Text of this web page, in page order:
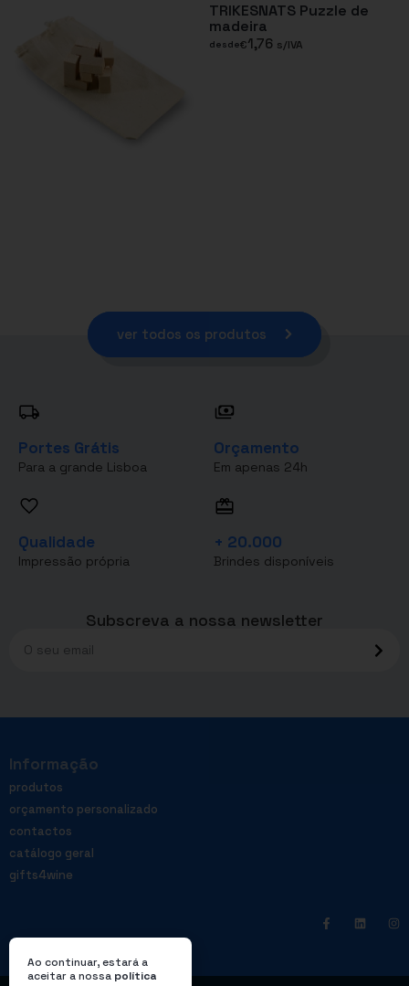
TRIKESNATS Puzzle de
madeira
desde€1,76 s/IVA
ver todos os produtos
Portes Grátis
Para a grande Lisboa
Orçamento
Em apenas 24h
Qualidade
Impressão própria
+ 20.000
Brindes disponíveis
Subscreva a nossa newsletter
Informação
produtos
orçamento personalizado
contactos
catálogo geral
gifts4wine
Ao continuar, estará a
aceitar a nossa política